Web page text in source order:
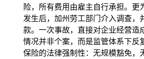
险，所有费用由雇主自行承担。更
发生后，加州劳工部门介入调查，
款。一次事故，直接对企业经营造
情况并非个案，而是监管体系下反
保险的法律强制性：无规模豁免，